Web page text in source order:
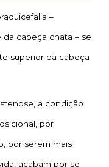
–
cabeça chata – se
superior da cabeça
a condição
por
por serem mais
acabam por se